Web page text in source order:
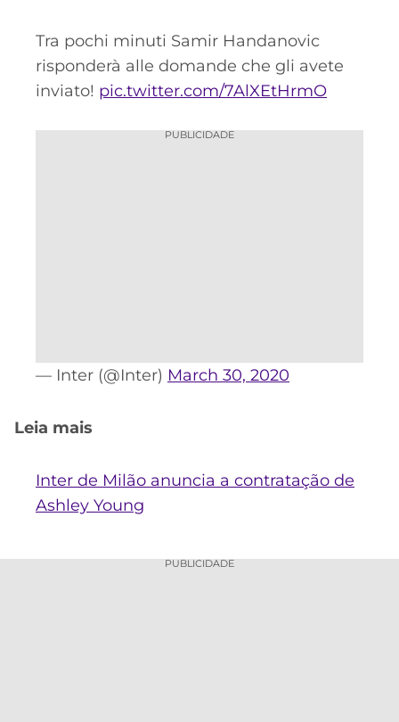
Tra pochi minuti Samir Handanovic
risponderà alle domande che gli avete
inviato! pic.twitter.com/7AlXEtHrmO
PUBLICIDADE
— Inter (@Inter) March 30, 2020
Leia mais
Inter de Milão anuncia a contratação de
Ashley Young
PUBLICIDADE